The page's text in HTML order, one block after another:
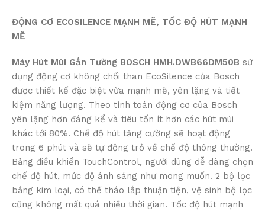
ĐỘNG CƠ ECOSILENCE MẠNH MẼ, TỐC ĐỘ HÚT MẠNH
MẼ
Máy Hút Mùi Gắn Tường BOSCH HMH.DWB66DM50B sử
dụng động cơ không chổi than EcoSilence của Bosch
được thiết kế đặc biệt vừa mạnh mẽ, yên lặng và tiết
kiệm năng lượng. Theo tính toán động cơ của Bosch
yên lặng hơn đáng kể và tiêu tốn ít hơn các hút mùi
khác tới 80%. Chế độ hút tăng cường sẽ hoạt động
trong 6 phút và sẽ tự động trỏ về chế độ thông thường.
Bảng điều khiển TouchControl, người dùng dễ dàng chọn
chế độ hút, mức độ ánh sáng như mong muốn. 2 bộ lọc
bằng kim loại, có thể tháo lắp thuận tiện, vệ sinh bộ lọc
cũng không mất quá nhiều thời gian. Tốc độ hút mạnh